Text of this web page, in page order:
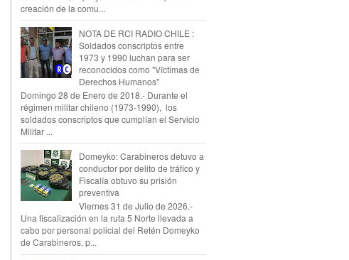
creación de la comu...
NOTA DE RCI RADIO CHILE :
Soldados conscriptos entre
1973 y 1990 luchan para ser
reconocidos como "Víctimas de
Derechos Humanos"
Domingo 28 de Enero de 2018.- Durante el
régimen militar chileno (1973-1990), los
soldados conscriptos que cumplían el Servicio
Militar ...
Domeyko: Carabineros detuvo a
conductor por delito de tráfico y
Fiscalía obtuvo su prisión
preventiva
Viernes 31 de Julio de 2026.-
Una fiscalización en la ruta 5 Norte llevada a
cabo por personal policial del Retén Domeyko
de Carabineros, p...